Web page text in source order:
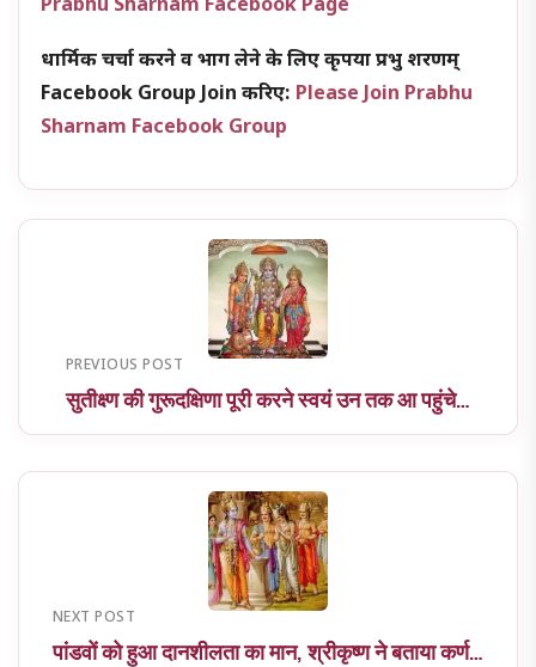
Prabhu Sharnam Facebook Page
धार्मिक चर्चा करने व भाग लेने के लिए कृपया प्रभु शरणम्
Facebook Group Join करिए: Please Join Prabhu
Sharnam Facebook Group
PREVIOUS POST
सुतीक्ष्ण की गुरूदक्षिणा पूरी करने स्वयं उन तक आ पहुंचे…
NEXT POST
पांडवों को हुआ दानशीलता का मान, श्रीकृष्ण ने बताया कर्ण…